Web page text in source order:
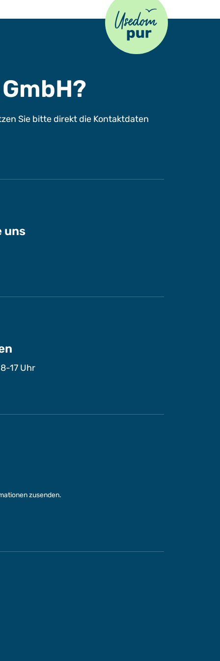
Sie bitte direkt die Kontaktdaten
uns
17 Uhr
zusenden.